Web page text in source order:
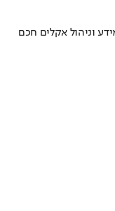
וניהול אקלים חכם